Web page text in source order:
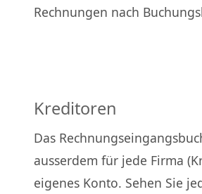
Rechnungen nach
Kreditoren
Das
ausserdem für jede Firma
eigenes Konto. Sehen Sie